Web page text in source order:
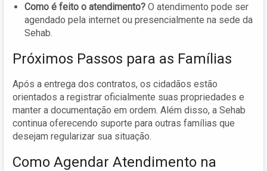
Como é feito o atendimento? O atendimento pode ser
agendado pela internet ou presencialmente na sede da
Sehab.
Próximos Passos para as Famílias
Após a entrega dos contratos, os cidadãos estão
orientados a registrar oficialmente suas propriedades e
manter a documentação em ordem. Além disso, a Sehab
continua oferecendo suporte para outras famílias que
desejam regularizar sua situação.
Como Agendar Atendimento na